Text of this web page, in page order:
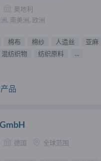
奥地利
, 南美洲, 欧洲
棉布 棉纱 人造丝 亚麻
混纺织物 纺织原料 ...
品
德国 全球范围